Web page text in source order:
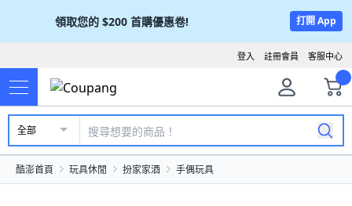
領取您的 $200 首購優惠卷! 打開 App
客服中心
註冊會員
登入
全部
酷澎首頁 玩具休閒 扮家家酒 手偶玩具